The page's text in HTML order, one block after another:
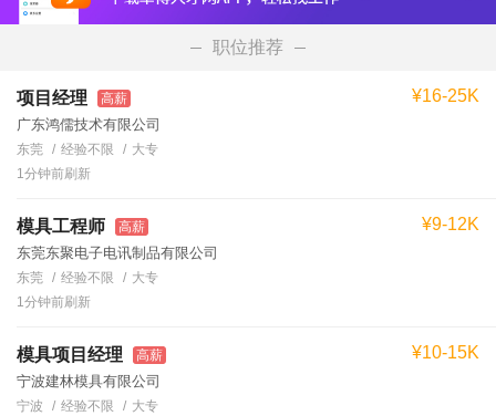
职位推荐
项目经理 高薪
广东鸿儒技术有限公司
¥16-25K
东莞 经验不限
大专
1分钟前刷新
模具工程师 高薪
东莞东聚电子电讯制品有限公司
¥9-12K
东莞 经验不限
大专
1分钟前刷新
模具项目经理 高薪
宁波建林模具有限公司
¥10-15K
宁波 经验不限
大专